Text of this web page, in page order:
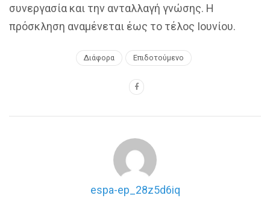
συνεργασία και την ανταλλαγή γνώσης. Η
πρόσκληση αναμένεται έως το τέλος Ιουνίου.
Διάφορα Επιδοτούμενο
espa-ep_28z5d6iq